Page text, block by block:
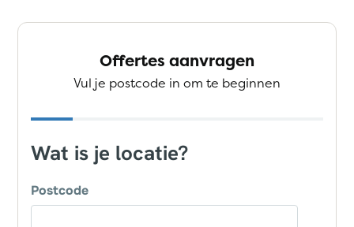
Offertes aanvragen
Vul je postcode in om te beginnen